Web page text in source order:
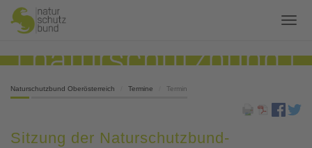
Naturschutzbund Oberösterreich Termine Termin
Sitzung der Naturschutzbund-